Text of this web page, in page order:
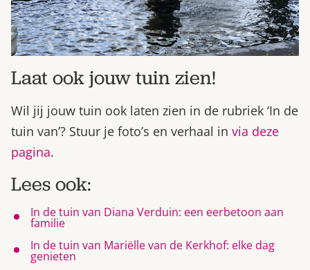
Laat ook jouw tuin zien!
Wil jij jouw tuin ook laten zien in de rubriek ‘In de
tuin van’? Stuur je foto’s en verhaal in via deze
pagina.
Lees ook:
In de tuin van Diana Verduin: een eerbetoon aan
familie
In de tuin van Mariëlle van de Kerkhof: elke dag
genieten